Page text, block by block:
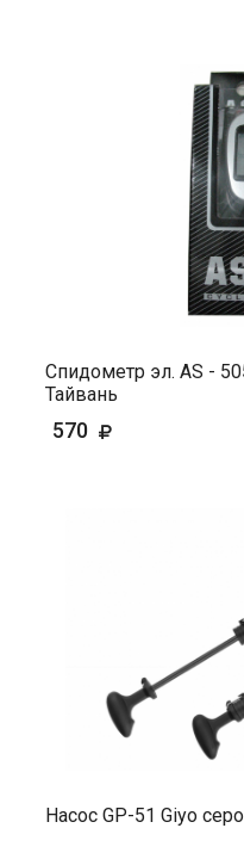
Спидометр эл. AS -
Тайвань
570
Насос GP-51 Giyo